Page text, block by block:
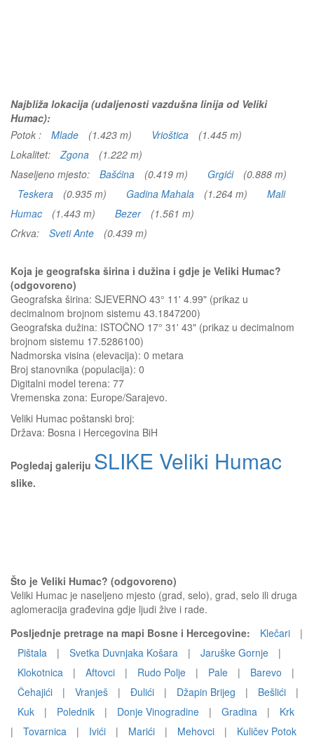
Najbliža lokacija (udaljenosti vazdušna linija od Veliki
Humac):
Potok :
Mlade (1.423 m) Vrioštica
(1.445 m)
Lokalitet:
Zgona
(1.222 m)
Naseljeno mjesto:
Bašćina (0.419 m) Grgići
(0.888 m)
Teskera
(0.935 m) Gadina Mahala (1.264 m)
Mali
Humac
(1.443 m) Bezer
(1.561 m)
Crkva:
Sveti Ante (0.439 m)
Koja je geografska širina i dužina i gdje je Veliki Humac?
(odgovoreno)
Geografska širina: SJEVERNO 43° 11' 4.99" (prikaz u
decimalnom brojnom sistemu 43.1847200)
Geografska dužina: ISTOČNO 17° 31' 43" (prikaz u decimalnom
brojnom sistemu 17.5286100)
Nadmorska visina (elevacija): 0 metara
Broj stanovnika (populacija): 0
Digitalni model terena: 77
Vremenska zona: Europe/Sarajevo.
Veliki Humac poštanski broj:
Država: Bosna i Hercegovina BiH
Pogledaj galeriju SLIKE Veliki Humac
slike.
Što je Veliki Humac? (odgovoreno)
Veliki Humac je naseljeno mjesto (grad, selo), grad, selo ili druga
aglomeracija građevina gdje ljudi žive i rade.
Posljednje pretrage na mapi Bosne i Hercegovine:
Klečari
|
Pištala
| Svetka Duvnjaka Košara | Jaruške Gornje
|
Klokotnica
| Aftovci | Rudo Polje | Pale | Barevo
|
Čehajići
| Vranješ | Đulići | Džapin Brijeg | Bešlići
|
Kuk
| Polednik | Donje Vinogradine | Gradina |
Krk
|
Tovarnica | Ivići | Marići | Mehovci | Kuličev Potok